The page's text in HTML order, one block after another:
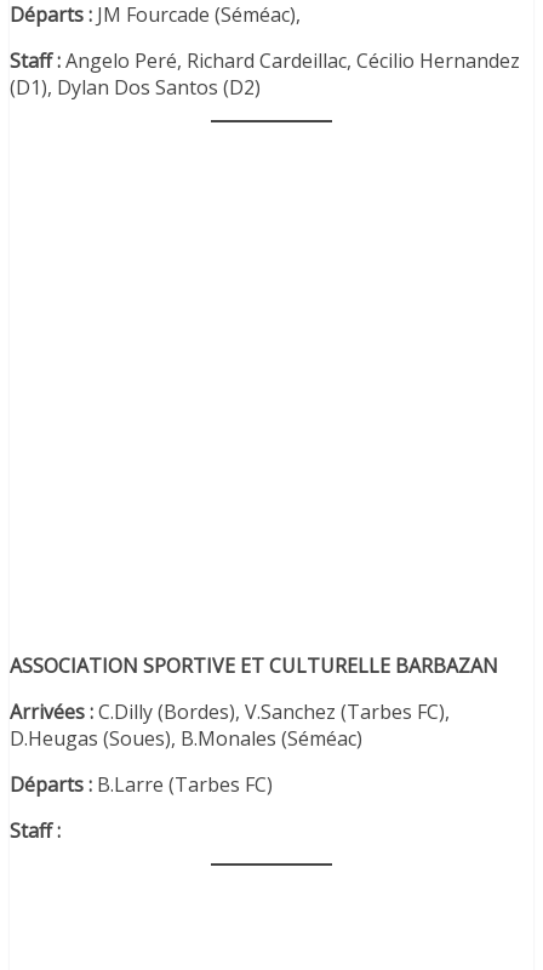
Départs : JM Fourcade (Séméac),
Staff :Angelo Peré, Richard Cardeillac, Cécilio Hernandez
(D1), Dylan Dos Santos (D2)
ASSOCIATION SPORTIVE ET CULTURELLE BARBAZAN
Arrivées :C.Dilly (Bordes), V.Sanchez (Tarbes FC),
D.Heugas (Soues), B.Monales (Séméac)
Départs : B.Larre (Tarbes FC)
Staff :